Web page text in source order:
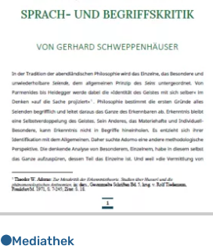
Mediathek